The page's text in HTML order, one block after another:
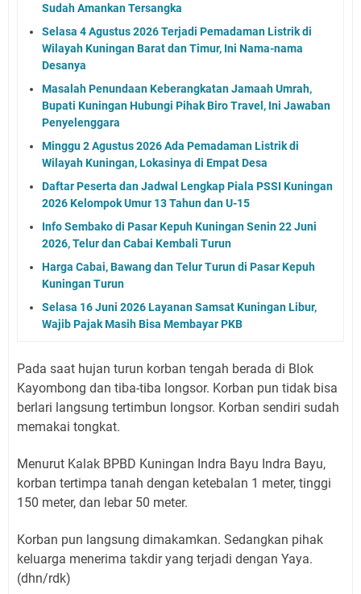
Sudah Amankan Tersangka
Selasa 4 Agustus 2026 Terjadi Pemadaman Listrik di
Wilayah Kuningan Barat dan Timur, Ini Nama-nama
Desanya
Masalah Penundaan Keberangkatan Jamaah Umrah,
Bupati Kuningan Hubungi Pihak Biro Travel, Ini Jawaban
Penyelenggara
Minggu 2 Agustus 2026 Ada Pemadaman Listrik di
Wilayah Kuningan, Lokasinya di Empat Desa
Daftar Peserta dan Jadwal Lengkap Piala PSSI Kuningan
2026 Kelompok Umur 13 Tahun dan U-15
Info Sembako di Pasar Kepuh Kuningan Senin 22 Juni
2026, Telur dan Cabai Kembali Turun
Harga Cabai, Bawang dan Telur Turun di Pasar Kepuh
Kuningan Turun
Selasa 16 Juni 2026 Layanan Samsat Kuningan Libur,
Wajib Pajak Masih Bisa Membayar PKB
Pada saat hujan turun korban tengah berada di Blok
Kayombong dan tiba-tiba longsor. Korban pun tidak bisa
berlari langsung tertimbun longsor. Korban sendiri sudah
memakai tongkat.
Menurut Kalak BPBD Kuningan Indra Bayu Indra Bayu,
korban tertimpa tanah dengan ketebalan 1 meter, tinggi
150 meter, dan lebar 50 meter.
Korban pun langsung dimakamkan. Sedangkan pihak
keluarga menerima takdir yang terjadi dengan Yaya.
(dhn/rdk)